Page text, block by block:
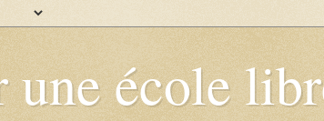
une école